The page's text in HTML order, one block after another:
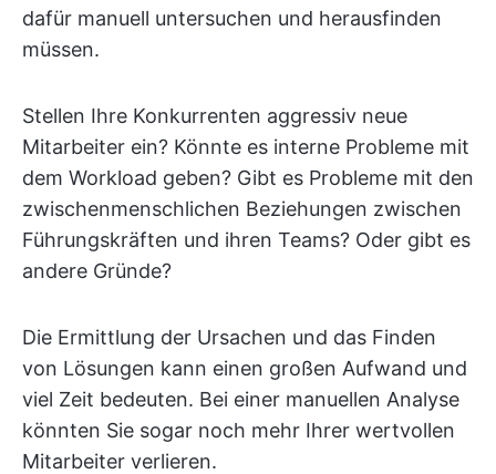
dafür manuell untersuchen und herausfinden
müssen.
Stellen Ihre Konkurrenten aggressiv neue
Mitarbeiter ein? Könnte es interne Probleme mit
dem Workload geben? Gibt es Probleme mit den
zwischenmenschlichen Beziehungen zwischen
Führungskräften und ihren Teams? Oder gibt es
andere Gründe?
Die Ermittlung der Ursachen und das Finden
von Lösungen kann einen großen Aufwand und
viel Zeit bedeuten. Bei einer manuellen Analyse
könnten Sie sogar noch mehr Ihrer wertvollen
Mitarbeiter verlieren.